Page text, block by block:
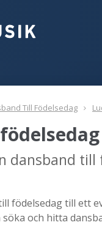
Till Födelsedag
dansband till
födelsedag till ett
och hitta